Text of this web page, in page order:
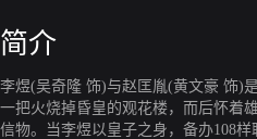
简介
李煜(吴奇隆 饰)与赵匡胤(黄文豪 饰)
一把火烧掉昏皇的观花楼，而后怀着
信物。当李煜以皇子之身，备办108